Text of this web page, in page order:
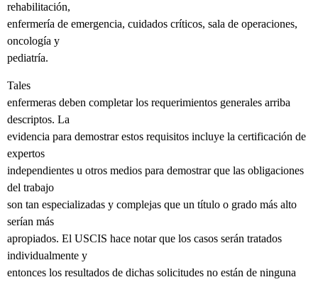
rehabilitación,
enfermería de emergencia, cuidados críticos, sala de operaciones,
oncología y
pediatría.
Tales
enfermeras deben completar los requerimientos generales arriba
descriptos. La
evidencia para demostrar estos requisitos incluye la certificación de
expertos
independientes u otros medios para demostrar que las obligaciones
del trabajo
son tan especializadas y complejas que un título o grado más alto
serían más
apropiados. El USCIS hace notar que los casos serán tratados
individualmente y
entonces los resultados de dichas solicitudes no están de ninguna